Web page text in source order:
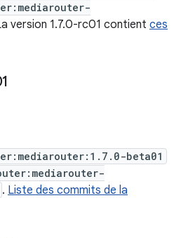
version 1.7.0-rc01 contient ces
beta01
. Liste des commits de la